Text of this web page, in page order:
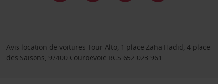
Avis location de voitures Tour Alto, 1 place Zaha Hadid, 4 place
des Saisons, 92400 Courbevoie RCS 652 023 961